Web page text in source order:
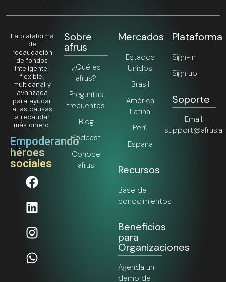
Jumpstart Kit
Con el objetivo de apoyar a las
organizaciones en su inicio del
desarrollo de su estrategia de
fundraising, diseñamos Afrus
Jumpstart Service, una propuesta
que
Ver más 🡥
afr_br_usr 6 mayo, 2025
P001 afrus
Fundraising
Standard Kit
Esta propuesta se compone de
implementar de forma